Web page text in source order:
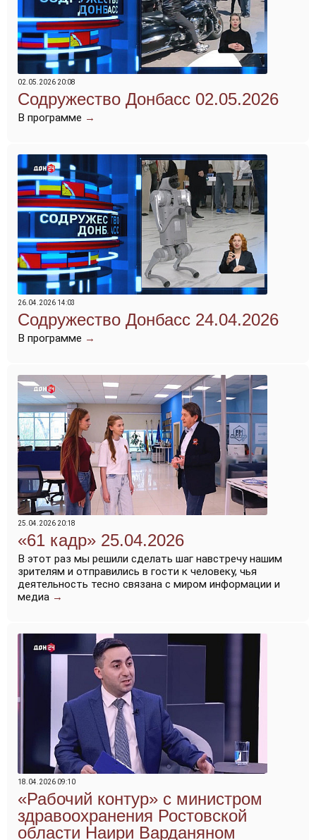
02.05.2026 20:08
Содружество Донбасс 02.05.2026
В программе →
26.04.2026 14:03
Содружество Донбасс 24.04.2026
В программе →
25.04.2026 20:18
«61 кадр» 25.04.2026
В этот раз мы решили сделать шаг навстречу нашим
зрителям и отправились в гости к человеку, чья
деятельность тесно связана с миром информации и
медиа →
18.04.2026 09:10
«Рабочий контур» с министром
здравоохранения Ростовской
области Наири Варданяном